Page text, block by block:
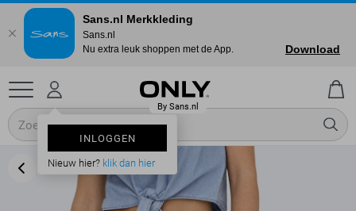
INLOGGEN
Nieuw hier? klik dan hier
Sans.nl Merkkleding
Sans.nl
Nu extra leuk shoppen met de App.
Download